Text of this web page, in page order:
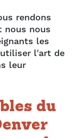
rendons
nous
les
l'art de
leur
du